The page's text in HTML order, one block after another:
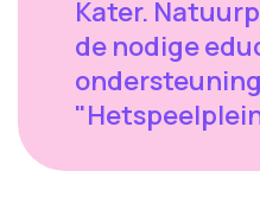
Kater.
de nodige